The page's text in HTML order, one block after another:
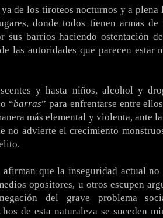
de los tiroteos nocturnos y a plena
donde todos tienen armas
sus barrios haciendo ostentación
las autoridades que parecen estar
y hasta niños, alcohol y
“barras” para enfrentarse entre
más elemental y violenta, ante
no advierte el crecimiento
que la inseguridad actual no
opositores, u otros escupen
del grave problema
de esta naturaleza se suceden